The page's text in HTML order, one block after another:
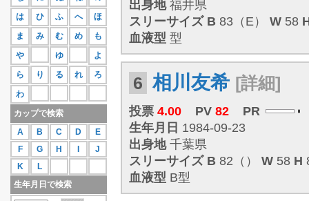
は
ひ ふ へ
ほ
ま
み む め
も
や
ゆ
よ
ら
り る れ
ろ
わ
カップで検索
A
B C D
E
F
G H
J
K
L
生年月日で検索
出身地福井県
スリーサイズ B 83（E） W 58
血液型 型
6 相川友希 [詳細]
投票 4.00 PV 82
PR
生年月日 1984-09-23
出身地千葉県
スリーサイズ B 82（） W 58 H
血液型 B型